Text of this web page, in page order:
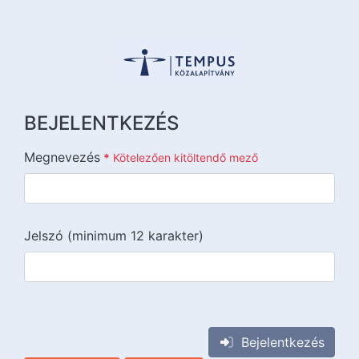
BEJELENTKEZÉS
Megnevezés * Kötelezően kitöltendő mező
Jelszó (minimum 12 karakter)
Bejelentkezés